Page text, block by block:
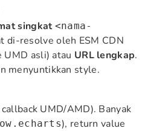
singkat <nama-
di-resolve oleh ESM CDN
asli) atau URL lengkap.
menyuntikkan style.
UMD/AMD). Banyak
), return value